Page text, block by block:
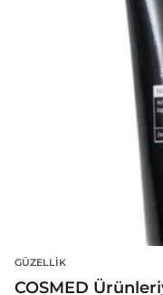
GÜZELLIK
COSMED